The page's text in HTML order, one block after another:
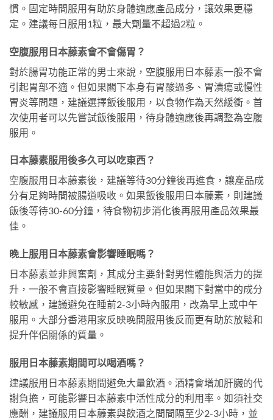
慣。固定時間服用有助於身體適應產品成分，讓效果更穩
定。建議每日服用1粒，最大劑量不超過2粒。
空腹服用日本藤素會不會傷胃？
對於腸胃功能正常的男士來說，空腹服用日本藤素一般不會
引起胃部不適。但如果閣下本身有胃酸過多、胃潰瘍或慢性
胃炎等問題，建議選擇飯後服用，以食物作為天然緩衝。首
次使用者可以先嘗試飯後服用，待身體適應後再調整為空腹
服用。
日本藤素服用後多久可以吃東西？
空腹服用日本藤素後，建議等待30分鐘後再進食，讓產品成
分有足夠時間被腸道吸收。如果飯後服用日本藤素，則建議
飯後等待30-60分鐘，待食物初步消化後再服用產品效果最
佳。
晚上服用日本藤素會影響睡眠嗎？
日本藤素並非興奮劑，其成分主要針對男性體能與活力的提
升，一般不會直接影響睡眠質量。但如果閣下對當中的成分
較敏感，建議避免在睡前2-3小時內服用，改為早上或中午
服用。大部分香港用家反映晚間服用後反而更有助於放鬆和
提升伴侶關係的質量。
服用日本藤素期間可以喝酒嗎？
建議服用日本藤素期間避免大量飲酒。酒精會增加肝臟的代
謝負擔，可能影響日本藤素中活性成分的利用率。如須社交
應酬，建議服用日本藤素與飲酒之間間隔至少2-3小時，並